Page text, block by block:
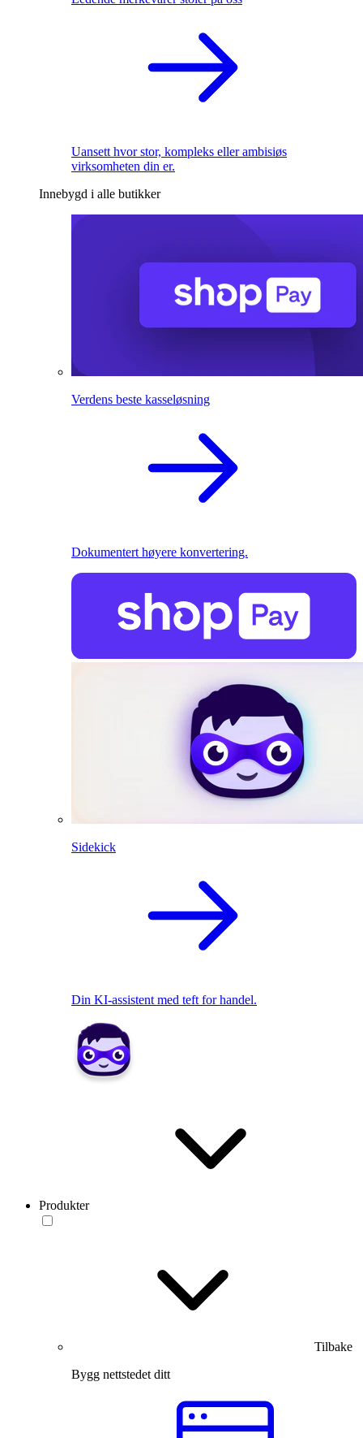
Uansett hvor stor, kompleks eller ambisiøs
virksomheten din er.
Innebygd i alle butikker
Verdens beste kasseløsning
Dokumentert høyere konvertering.
Sidekick
Din KI-assistent med teft for handel.
Produkter
Tilbake
Bygg nettstedet ditt